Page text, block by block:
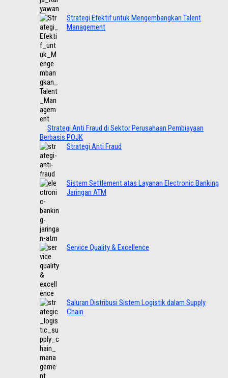
Strategi Efektif untuk Mengembangkan Talent
Management
Strategi Anti Fraud di Sektor Perusahaan Pembiayaan
Berbasis POJK
Strategi Anti Fraud
Sistem Settlement atas Layanan Electronic Banking
Jaringan ATM
Service Quality & Excellence
Saluran Distribusi Sistem Logistik dalam Supply
Chain